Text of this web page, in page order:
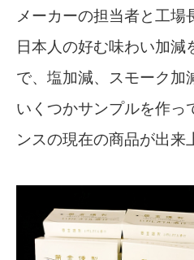
メーカーの担当者と工場
日本人の好む味わい加減
で、塩加減、スモーク加
いくつかサンプルを作っ
ンスの現在の商品が出来